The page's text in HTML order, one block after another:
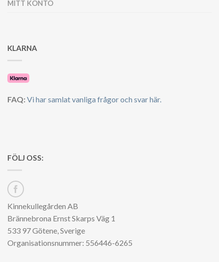
MITT KONTO
KLARNA
FAQ:Vi har samlat vanliga frågor och svar här.
FÖLJ OSS:
Kinnekullegården AB
Brännebrona Ernst Skarps Väg 1
533 97 Götene, Sverige
Organisationsnummer: 556446-6265